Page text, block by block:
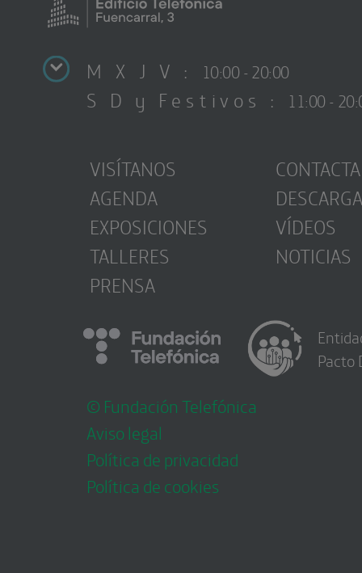
M X J V : 10:00 - 20:00
S D y Festivos : 11:00 -
VISÍTANOS
AGENDA
EXPOSICIONES
TALLERES
PRENSA
CONTACTA
VÍDEOS
NOTICIAS
© Fundación Telefónica
Aviso legal
Política de privacidad
Política de cookies
Pacto